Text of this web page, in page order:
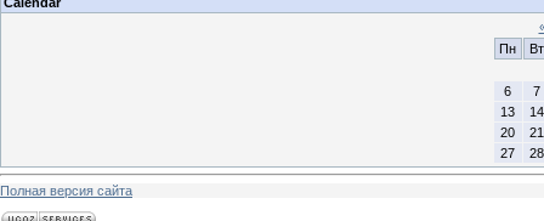
Пн
Вт
6
7
13
14
20
21
27
28
Полная версия сайта